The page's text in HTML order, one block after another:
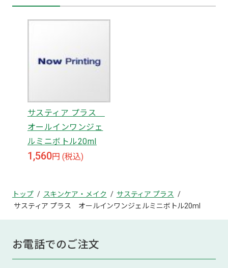
サスティア プラス
オールインワンジェ
ルミニボトル20ml
1,560円 (税込)
トップ スキンケア・メイク
サスティア プラス
サスティア プラス オールインワンジェルミニボトル20ml
お電話でのご注文